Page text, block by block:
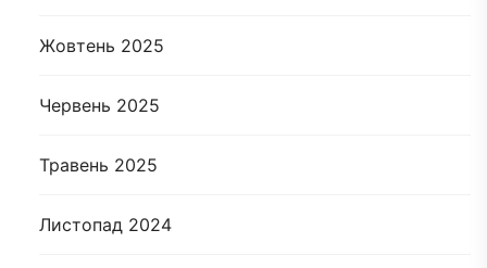
Жовтень 2025
Червень 2025
Травень 2025
Листопад 2024